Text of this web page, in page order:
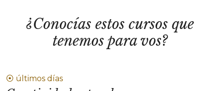
¿Conocías estos cursos que
tenemos para vos?
⦿ últimos días